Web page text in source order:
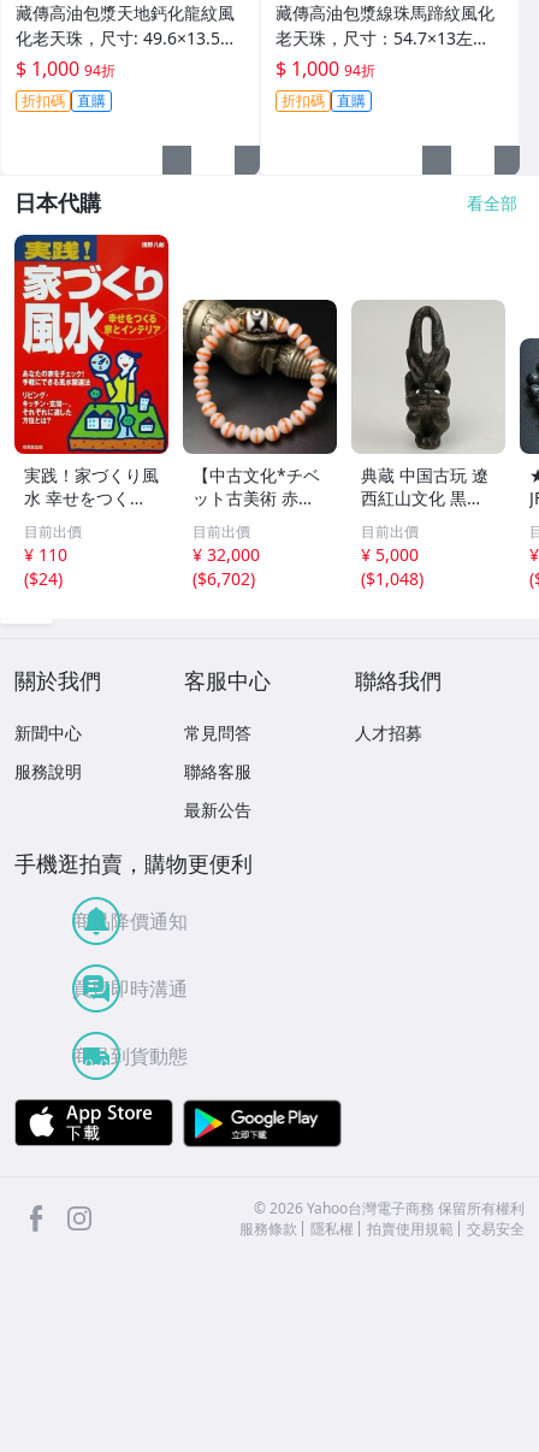
藏傳高油包漿天地鈣化龍紋風
化老天珠，尺寸: 49.6×13.5左
右，材質：瑪瑙， 天珠 瑪瑙
硃砂【德寶齋】406
$ 1,000 94折
折扣碼 直購
藏傳高油包漿線珠馬蹄紋風化
老天珠，尺寸：54.7×13左
右，材質：瑪瑙，玉髓 天珠 瑪
瑙 硃砂【德寶齋】405
$ 1,000 94折
折扣碼 直購
日本代購 看全部
実践！家づくり風
水 幸せをつくる
家とインテリア/
浅野八郎(著者)
目前出價
¥ 110
($24)
【中古文化*チベ
ット古美術 赤縞
天眼瑪瑙丸珠 天
地天珠組み合わせ
ブレスレット 縞
瑪瑙 古玩 アンテ
目前出價
¥ 32,000
($6,702)
典蔵 中国古玩 遼
西紅山文化 黒曜
石 黒皮玉 太陽神
祈祷像 唐物 骨董
品 古美術 古玉 彫
刻 時代物 魔除け
目前出價
¥ 5,000
($1,048)
(
關於我們
新聞中心
服務說明
客服中心
常見問答
聯絡客服
最新公告
聯絡我們
人才招募
手機逛拍賣，購物更便利
商品降價通知
買賣即時溝通
商品到貨動態
APP Store
facebook ©2026 Yahoo台灣電子商務 保留所有權利
服務條款
隱私權 拍賣使用規範 交易安全